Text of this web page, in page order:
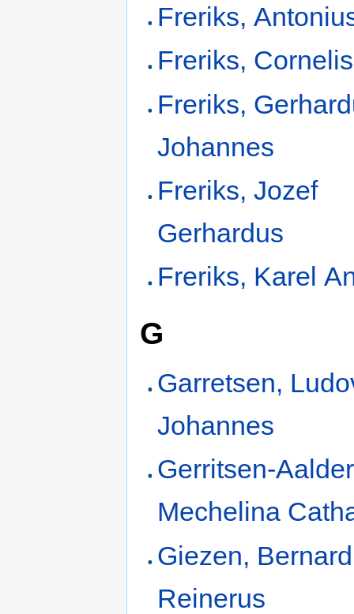
Freriks,
Freriks, Cornelis
Freriks,
Johannes
Freriks, Jozef
Gerhardus
Freriks, Karel
G
Garretsen,
Johannes
Gerritsen-
Mechelina
Giezen,
Reinerus